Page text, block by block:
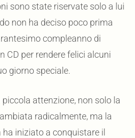
sono state riservate solo a lui
non ha deciso poco prima
compleanno di
CD per rendere felici alcuni
giorno speciale.
piccola attenzione, non solo la
radicalmente, ma la
ha iniziato a conquistare il